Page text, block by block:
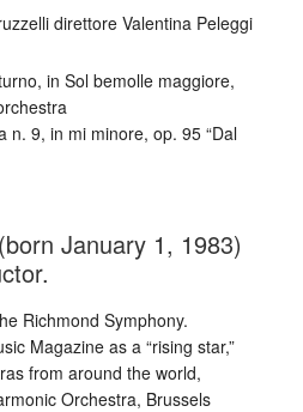
direttore Valentina Peleggi
in Sol bemolle maggiore,
n. 9, in mi minore, op. 95 “Dal
January 1, 1983)
Richmond Symphony.
Magazine as a “rising star,”
from around the world,
Orchestra, Brussels